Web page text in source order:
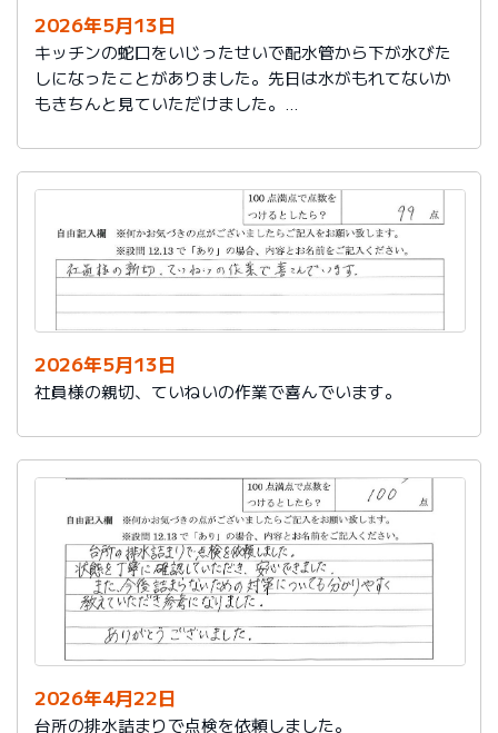
2026年5月13日
キッチンの蛇口をいじったせいで配水管から下が水びた
しになったことがありました。先日は水がもれてないか
もきちんと見ていただけました。
で知りました。
社員さんには感謝しかありません。
2026年5月13日
社員様の親切、ていねいの作業で喜んでいます。
2026年4月22日
台所の排水詰まりで点検を依頼しました。